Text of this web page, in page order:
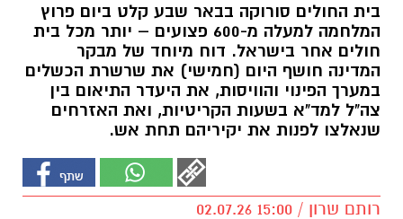
בית החולים סורוקה בבאר שבע קלט ביום פרוץ
המלחמה למעלה מ-600 פצועים – יותר מכל בית
חולים אחר בישראל. דוח מיוחד של מבקר
המדינה חושף היום (חמישי) את שרשרת הכשלים
במערך הפינוי והוויסות, את היעדר התיאום בין
צה"ל למד"א בשעות הקריטיות, ואת האזרחים
שנאלצו לפנות את יקיריהם תחת אש.
רותם שרון / 15:00 02.07.26